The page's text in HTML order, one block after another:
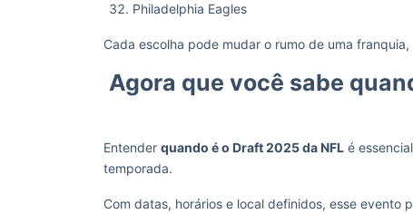
Philadelphia Eagles
Cada escolha pode mudar o rumo de uma
Agora que você sabe
Entender quando é o Draft 2025 da NFL é
temporada.
Com datas, horários e local definidos, esse evento